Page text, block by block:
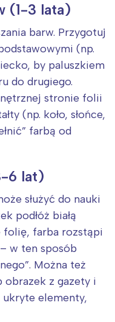
(1-3 lata)
barw. Przygotuj
(np.
by paluszkiem
do drugiego.
stronie folii
(np. koło, słońce,
farbą od
6 lat)
służyć do nauki
podłóż białą
folię, farba rozstąpi
w ten sposób
Można też
obrazek z gazety i
ukryte elementy,